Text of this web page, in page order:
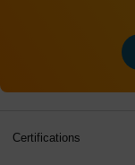
Certifications